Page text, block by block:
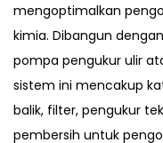
mengoptimalkan
kimia. Dibangun
pompa pengukur ulir
sistem ini mencakup
balik, filter, pengukur
pembersih untuk